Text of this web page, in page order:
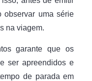
observar uma série
na viagem.
garante que os
ser apreendidos e
de parada em